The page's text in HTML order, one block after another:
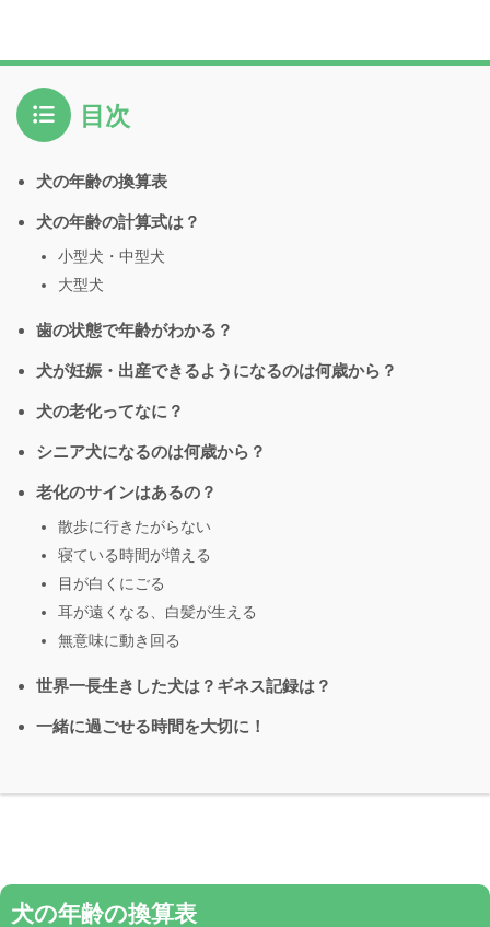
目次
犬の年齢の換算表
犬の年齢の計算式は？
小型犬・中型犬
大型犬
歯の状態で年齢がわかる？
犬が妊娠・出産できるようになるのは何歳から？
犬の老化ってなに？
シニア犬になるのは何歳から？
老化のサインはあるの？
散歩に行きたがらない
寝ている時間が増える
目が白くにごる
耳が遠くなる、白髪が生える
無意味に動き回る
世界一長生きした犬は？ギネス記録は？
一緒に過ごせる時間を大切に！
犬の年齢の換算表